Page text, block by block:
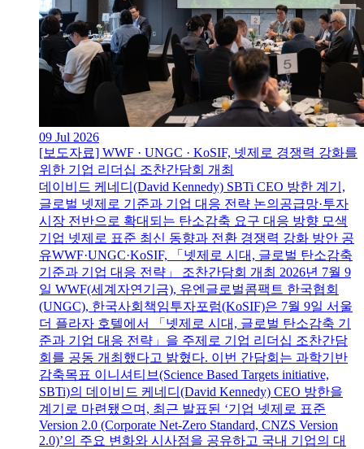
09 Jul 2026
[보도자료] WWF · UNGC · KoSIF, 넷제로 경쟁력 강화를
위한 기업 리더십 조찬간담회 개최
데이비드 케네디(David Kennedy) SBTi CEO 방한 계기,
글로벌 넷제로 기준과 기업 대응 전략 논의공급망·투자
시장 전반으로 확대되는 탄소감축 요구 대응 방향 모색
기업 넷제로 표준 최신 동향과 전환 경쟁력 강화 방안 공
유WWF·UNGC·KoSIF, 「넷제로 시대, 글로벌 탄소감축
기준과 기업 대응 전략」 조찬간담회 개최 2026년 7월 9
일 WWF(세계자연기금), 유엔글로벌콤팩트 한국협회
(UNGC), 한국사회책임투자포럼(KoSIF)은 7월 9일 서울
더 플라자 호텔에서 「넷제로 시대, 글로벌 탄소감축 기
준과 기업 대응 전략」을 주제로 기업 리더십 조찬간담
회를 공동 개최했다고 밝혔다. 이번 간담회는 과학기반
감축목표 이니셔티브(Science Based Targets initiative,
SBTi)의 데이비드 케네디(David Kennedy) CEO 방한을
계기로 마련됐으며, 최근 발표된 ‘기업 넷제로 표준
Version 2.0 (Corporate Net-Zero Standard, CNZS Version
2.0)’의 주요 변화와 시사점을 공유하고 국내 기업의 대